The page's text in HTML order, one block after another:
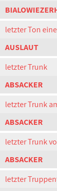
letzter Ton
AUSLAUT
letzter Trunk
ABSACKER
letzter Trunk
ABSACKER
letzter Trunk
ABSACKER
letzter